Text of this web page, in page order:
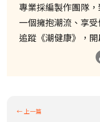
專業採編製作團隊
一個擁抱潮流、享
追蹤《潮健康》，